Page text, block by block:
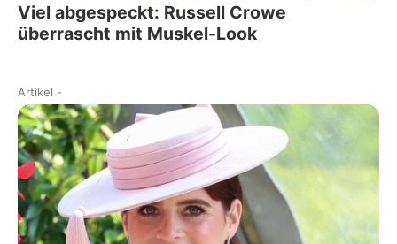
Viel abgespeckt: Russell Crowe
überrascht mit Muskel-Look
Artikel -